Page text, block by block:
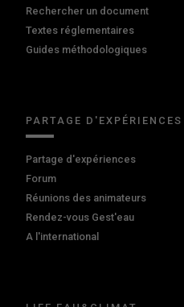
Rechercher un document
Textes réglementaires
Guides méthodologiques
PARTAGE D'EXPÉRIENCES
Partage d'expériences
Forum
Réunions des animateurs
Rendez-vous Gest'eau
A l'international